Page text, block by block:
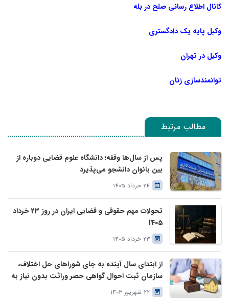
کانال اطلاع رسانی صلح در بله
وکیل پایه یک دادگستری
وکیل در تهران
توانمندسازی زنان
مطالب مرتبط
پس از سال‌ها وقفه؛ دانشگاه علوم قضایی دوباره از
بین بانوان دانشجو می‌پذیرد
24 خرداد 1405
تحولات مهم حقوقی و قضایی ایران در روز 23 خرداد
1405
23 خرداد 1405
از ابتدای سال آینده به جای شوراهای حل اختلاف،
سازمان ثبت احوال گواهی حصر وراثت بدون نیاز به
درخواست وراث صادر خواهد کرد
22 شهریور 1403